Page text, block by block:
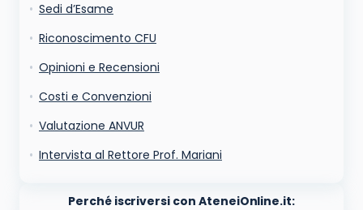
Sedi d’Esame
Riconoscimento CFU
Opinioni e Recensioni
Costi e Convenzioni
Valutazione ANVUR
Intervista al Rettore Prof. Mariani
Perché iscriversi con AteneiOnline.it: